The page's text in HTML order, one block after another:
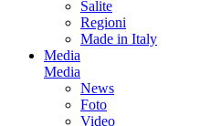
Salite
Regioni
Made in Italy
Media
Media
News
Foto
Video